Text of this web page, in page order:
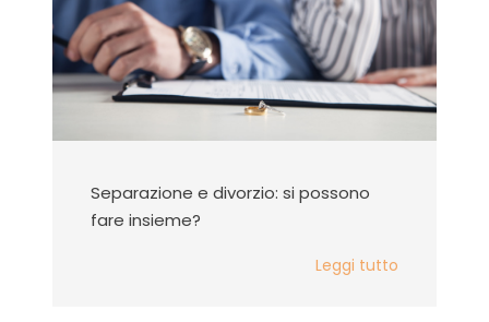
Separazione e divorzio: si possono
fare insieme?
Leggi tutto